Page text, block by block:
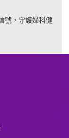
號，守護婦科健